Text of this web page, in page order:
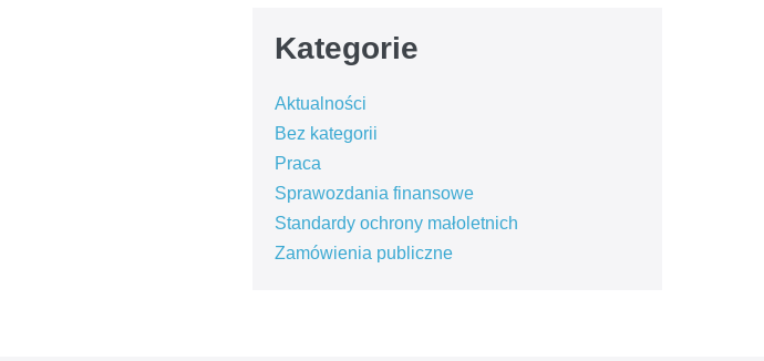
Kategorie
Aktualności
Bez kategorii
Praca
Sprawozdania finansowe
Standardy ochrony małoletnich
Zamówienia publiczne